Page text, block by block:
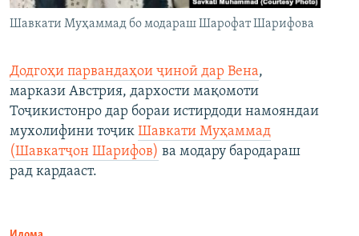
Шавкати Муҳаммад бо модараш Шарофат Шарифова
Додгоҳи парвандаҳои ҷиноӣ дар Вена,
маркази Австрия, дархости мақомоти
Тоҷикистонро дар бораи истирдоди намояндаи
мухолифини тоҷик Шавкати Муҳаммад
(Шавкатҷон Шарифов) ва модару бародараш
рад кардааст.